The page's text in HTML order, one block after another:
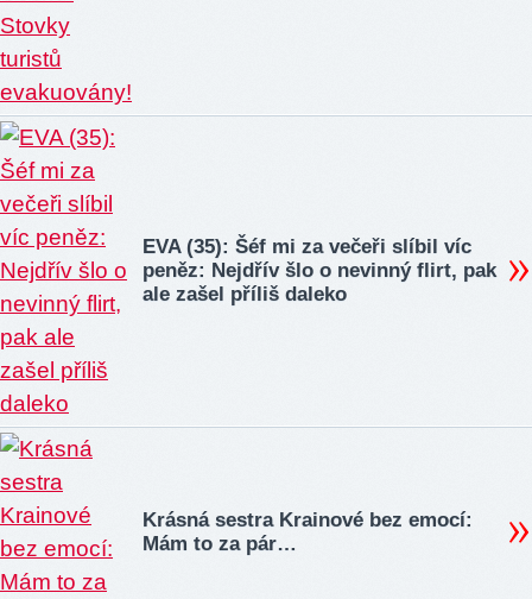
EVA (35): Šéf mi za večeři slíbil víc
peněz: Nejdřív šlo o nevinný flirt, pak
ale zašel příliš daleko
Krásná sestra Krainové bez emocí:
Mám to za pár…